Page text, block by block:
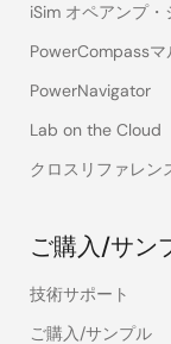
iSim オペアンプ
PowerCompass
PowerNavigator
Lab on the Cloud
クロスリファレン
ご購入/サン
技術サポート
ご購入/サンプル